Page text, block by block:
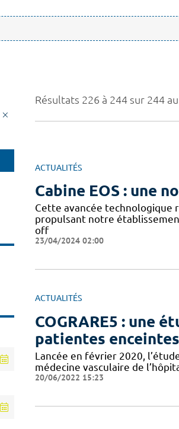
Résultats 226 à 244 sur 244
ACTUALITÉS
Cabine EOS : une
Cette avancée technologique
propulsant notre
off
23/04/2024 02:00
ACTUALITÉS
COGRARE5 : une
patientes
Lancée en février 2020,
médecine vasculaire de
20/06/2022 15:23